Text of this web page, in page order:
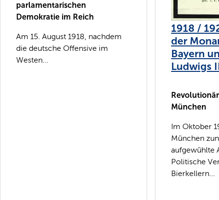
parlamentarischen
Demokratie im Reich
Am 15. August 1918, nachdem
die deutsche Offensive im
Westen...
1918 /
der
Bayern
Ludwigs
München
Im Oktober
München
aufgewühlte
Politische
Bierkellern...